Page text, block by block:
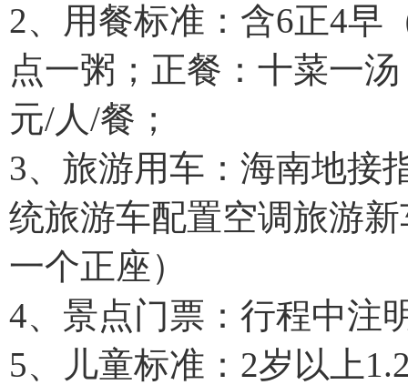
2、用餐标准：含6正4早
点一粥；正餐：十菜一
元/人/餐；
3、旅游用车：海南地接
统旅游车配置空调旅游
一个正座）
4、景点门票：行程中注
5、儿童标准：2岁以上